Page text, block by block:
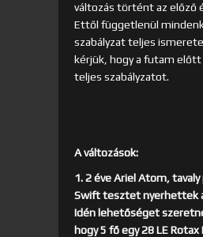
változás történt az előző
Ettől függetlenül
szabályzat teljes
kérjük, hogy a futam előtt
teljes szabályzatot.
A változások:
1. 2 éve Ariel Atom,
Swift tesztet nyerhettek
Idén lehetőséget
hogy 5 fő egy 28 LE Rotax